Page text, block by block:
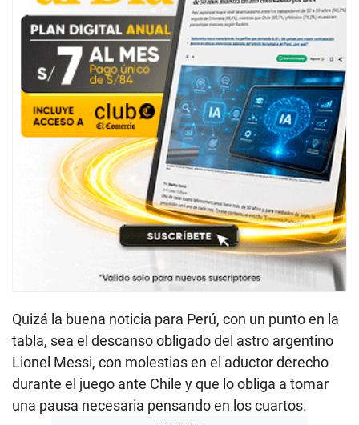
Quizá la buena noticia para Perú, con un punto en la
tabla, sea el descanso obligado del astro argentino
Lionel Messi, con molestias en el aductor derecho
durante el juego ante Chile y que lo obliga a tomar
una pausa necesaria pensando en los cuartos.